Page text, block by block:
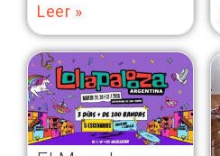
Leer »